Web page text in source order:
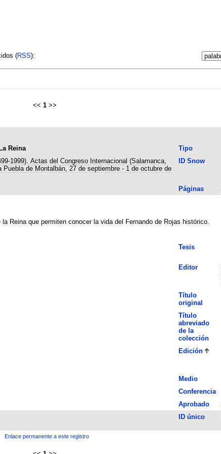
(RSS):
<< 1 >>
Reina Tipo
1999). Actas del Congreso Internacional (Salamanca,
Puebla de Montalbán, 27 de septiembre - 1 de octubre de
ID Snow
Páginas
Reina que permiten conocer la vida del Fernando de Rojas histórico.
Tesis
Editor
Título
original
Título
abreviado
de la
colección
Edición
Medio
Conferencia
Aprobado
ID único
Enlace permanente a este registro